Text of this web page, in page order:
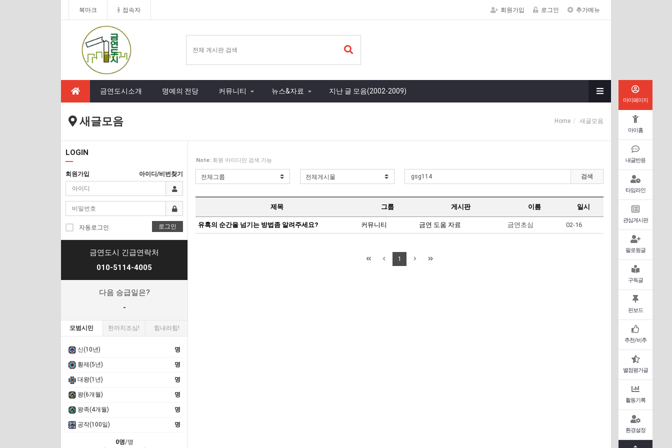
북마크 접속자 회원가입 로그인 추가메뉴
금연도시소개 명예의 전당 커뮤니티 뉴스&자료 지난 글 모음(2002-2009)
새글모음 Home 새글모음
마이페이지
마이홈
내글반응
타임라인
관심게시판
팔로윙글
구독글
핀보드
추천/비추
별점평가글
활동기록
환경설정
LOGIN
회원가입 아이디/비번찾기
자동로그인 로그인
금연도시 긴급연락처
010-5114-4005
다음 승급일은?
-
모범시민 한까치조심! 힘내라힘!
신(10년) 명
황제(5년) 명
대왕(1년) 명
왕(6개월) 명
왕족(4개월) 명
공작(100일) 명
0명/명
Note: 회원 아이디만 검색 가능
검색
제목 그룹 게시판 이름 일시
유혹의 순간을 넘기는 방법좀 알려주세요? 커뮤니티 금연 도움 자료 금연초심 02-16
1